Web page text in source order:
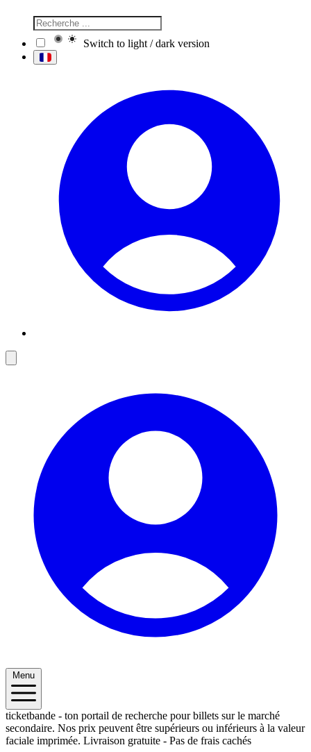
Switch to light / dark version
Menu
ticketbande - ton portail de recherche pour billets sur le marché
secondaire. Nos prix peuvent être supérieurs ou inférieurs à la valeur
faciale imprimée. Livraison gratuite - Pas de frais cachés